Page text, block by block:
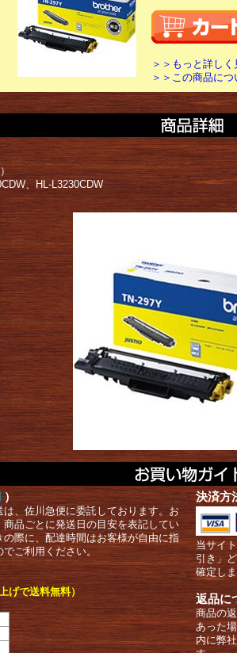
＞＞もっと詳しく
＞＞この商品に
、HL-L3230CDW
）
、佐川急便に委託しております。お
品ごとに発送日の目安を表記してい
際に、配達時間はお客様が自由に指
ご利用ください。
げで送料無料）
決済方
当サイ
引き」
確定し
返品に
商品の
あった
内に弊